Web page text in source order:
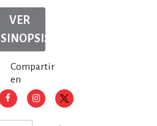
VER
SINOPSIS
Compartir
en